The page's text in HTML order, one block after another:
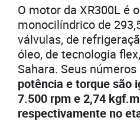
O motor da XR300L é
monocilíndrico de
válvulas, de
óleo, de tecnologia
Sahara. Seus
potência e torque são
7.500 rpm e 2,74
respectivamente no